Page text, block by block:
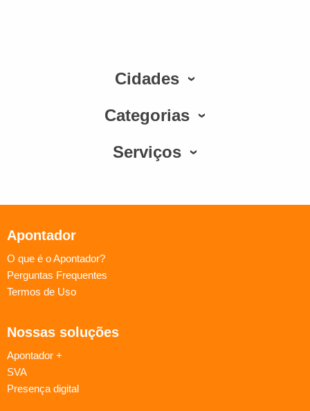
Cidades
Categorias
Serviços
Apontador
O que é o Apontador?
Perguntas Frequentes
Termos de Uso
Nossas soluções
Apontador +
SVA
Presença digital